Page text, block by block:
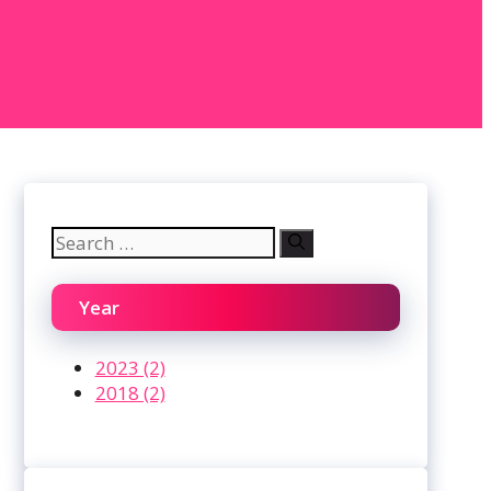
Search
for:
Year
2023 (2)
2018 (2)